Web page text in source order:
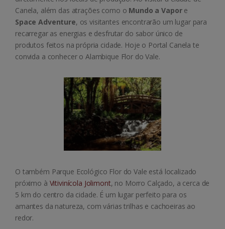
Canela, além das atrações como o Mundo a Vapore
Space Adventure, os visitantes encontrarão um lugar para
recarregar as energias e desfrutar do sabor único de
produtos feitos na própria cidade. Hoje o Portal Canela te
convida a conhecer o Alambique Flor do Vale.
O também Parque Ecológico Flor do Vale está localizado
próximo à Vitivinícola Jolimont, no Morro Calçado, a cerca de
5 km do centro da cidade. É um lugar perfeito para os
amantes da natureza, com várias trilhas e cachoeiras ao
redor.